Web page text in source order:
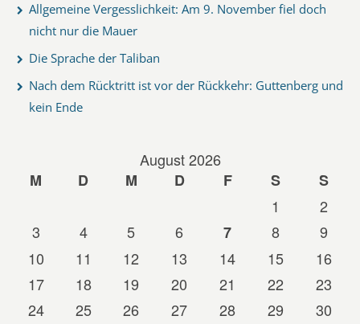
Allgemeine Vergesslichkeit: Am 9. November fiel doch
nicht nur die Mauer
Die Sprache der Taliban
Nach dem Rücktritt ist vor der Rückkehr: Guttenberg und
kein Ende
August 2026
M
D M D F S
S
1
2
3
4 5 6 7 8
9
10
11 12 13 14 15
16
17
18 19 20 21 22
23
24
25 26 27 28 29
30